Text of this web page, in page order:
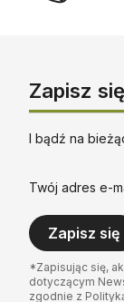
Zapisz
I bądź na
Twój adres e-
Zapisz się
*Zapisując się,
dotyczącym
zgodnie z